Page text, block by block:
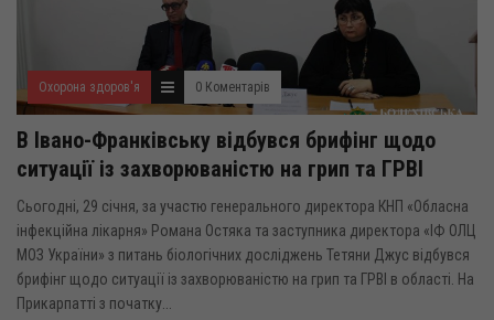
Охорона здоров'я 0 Коментарів
В Івано-Франківську відбувся брифінг щодо
ситуації із захворюваністю на грип та ГРВІ
Сьогодні, 29 січня, за участю генерального директора КНП «Обласна
інфекційна лікарня» Романа Остяка та заступника директора «ІФ ОЛЦ
МОЗ України» з питань біологічних досліджень Тетяни Джус відбувся
брифінг щодо ситуації із захворюваністю на грип та ГРВІ в області. На
Прикарпатті з початку...